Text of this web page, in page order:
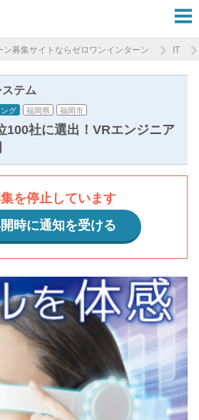
募集サイトならゼロワンインターン IT
テム
グ 福岡県 福岡市
100社に選出！VRエンジニア
を停止しています
時に通知を受ける